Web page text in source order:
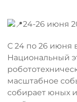
24-26 июня
С 24 по 26 июня
Национальный
масштабное
собирает юных